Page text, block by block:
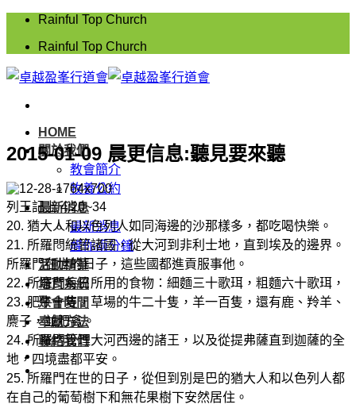
Skip
content
Rainful Top Church
Rainful Top Church
HOME
關於我們
教會簡介
牧養公約
最新消息
最新消息
醒你兩分鐘
活動精華
培育系統
聚會時間
奉獻⽅法
聯絡我們
2015-01-09 晨更信息:聽見要來聽
列王記上 4:20~34
20. 猶大人和以色列人如同海邊的沙那樣多，都吃喝快樂。
21. 所羅門統管諸國，從大河到非利士地，直到埃及的邊界。
所羅門在世的日子，這些國都進貢服事他。
22. 所羅門每日所用的食物：細麵三十歌珥，粗麵六十歌珥，
23. 肥牛十隻，草場的牛二十隻，羊一百隻，還有鹿、羚羊、
麍子，並肥禽。
24. 所羅門管理大河西邊的諸王，以及從提弗薩直到迦薩的全
地，四境盡都平安。
25. 所羅門在世的日子，從但到別是巴的猶大人和以色列人都
在自己的葡萄樹下和無花果樹下安然居住。